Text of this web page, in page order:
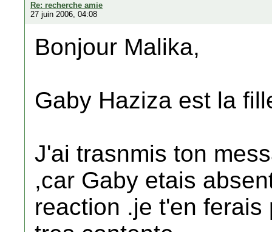
Re: recherche amie
27 juin 2006, 04:08
Bonjour Malika,
Gaby Haziza est la
J'ai trasnmis ton
,car Gaby etais
reaction .je t'en